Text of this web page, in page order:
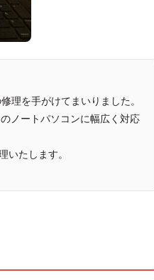
理を手がけてまいりました。
ノートパソコンに幅広く対応
たします。